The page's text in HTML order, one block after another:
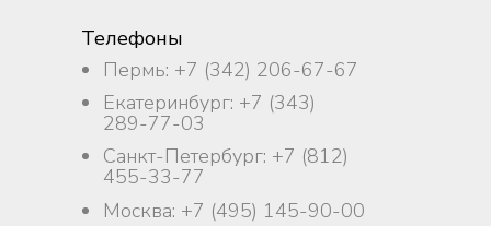
Телефоны
Пермь: +7 (342) 206-67-67
Екатеринбург: +7 (343)
289-77-03
Санкт-Петербург: +7 (812)
455-33-77
Москва: +7 (495) 145-90-00